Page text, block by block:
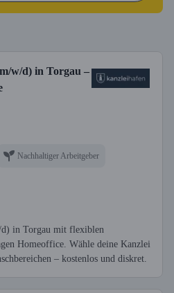
w/d) in Torgau –
Nachhaltiger Arbeitgeber
d) in Torgau mit flexiblen
Homeoffice. Wähle deine Kanzlei
– kostenlos und diskret.